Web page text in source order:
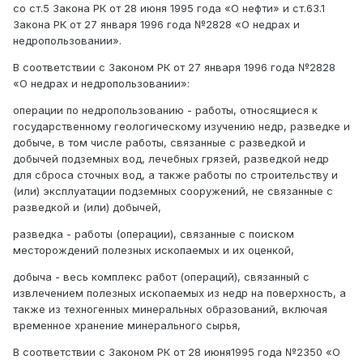
со ст.5 Закона РК от 28 июня 1995 года «О нефти» и ст.63.1
Закона РК от 27 января 1996 года №2828 «О недрах и
недропользовании».
В соответствии с Законом РК от 27 января 1996 года №2828
«О недрах и недропользовании»:
операции по недропользованию - работы, относящиеся к
государственному геологическому изучению недр, разведке и
добыче, в том числе работы, связанные с разведкой и
добычей подземных вод, лечебных грязей, разведкой недр
для сброса сточных вод, а также работы по строительству и
(или) эксплуатации подземных сооружений, не связанные с
разведкой и (или) добычей,
разведка - работы (операции), связанные с поиском
месторождений полезных ископаемых и их оценкой,
добыча - весь комплекс работ (операций), связанный с
извлечением полезных ископаемых из недр на поверхность, а
также из техногенных минеральных образований, включая
временное хранение минерального сырья,
В соответствии с Законом РК от 28 июня1995 года №2350 «О